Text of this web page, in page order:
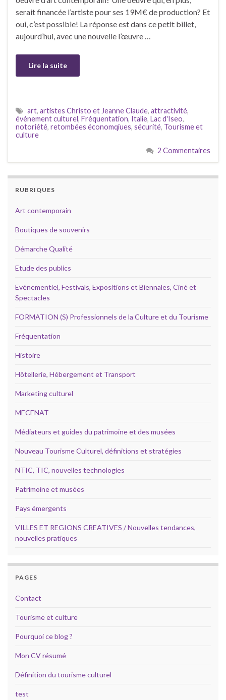
serait financée l’artiste pour ses 19M€ de production? Et
oui, c’est possible! La réponse est dans ce petit billet,
aujourd’hui, avec une nouvelle l’œuvre …
Lire la suite
art, artistes Christo et Jeanne Claude, attractivité,
événement culturel, Fréquentation, Italie, Lac d'Iseo,
notoriété, retombées économqiues, sécurité, Tourisme et
culture
2 Commentaires
RUBRIQUES
Art contemporain
Boutiques de souvenirs
Démarche Qualité
Etude des publics
Evénementiel, Festivals, Expositions et Biennales, Ciné et
Spectacles
FORMATION (S) Professionnels de la Culture et du Tourisme
Fréquentation
Histoire
Hôtellerie, Hébergement et Transport
Marketing culturel
MECENAT
Médiateurs et guides du patrimoine et des musées
Nouveau Tourisme Culturel, définitions et stratégies
NTIC, TIC, nouvelles technologies
Patrimoine et musées
Pays émergents
VILLES ET REGIONS CREATIVES / Nouvelles tendances,
nouvelles pratiques
PAGES
Contact
Tourisme et culture
Pourquoi ce blog ?
Mon CV résumé
Définition du tourisme culturel
test